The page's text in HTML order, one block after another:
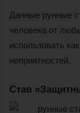
Данные рунные
человека от
использовать
неприятностей.
Став